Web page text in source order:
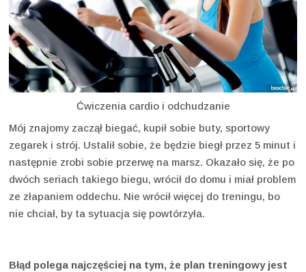
Ćwiczenia cardio i odchudzanie
Mój znajomy zaczął biegać, kupił sobie buty, sportowy
zegarek i strój. Ustalił sobie, że będzie biegł przez 5 minut i
następnie zrobi sobie przerwę na marsz. Okazało się, że po
dwóch seriach takiego biegu, wrócił do domu i miał problem
ze złapaniem oddechu. Nie wrócił więcej do treningu, bo
nie chciał, by ta sytuacja się powtórzyła.
Błąd polega najczęściej na tym, że plan treningowy jest